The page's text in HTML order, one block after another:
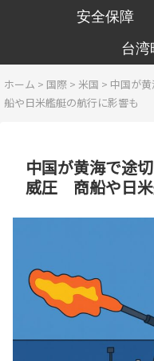
安全保障
台湾
ホーム > 国際 > 米国 > 中国が
船や日米艦艇の航行に影響も
中国が黄海で途
威圧 商船や日米